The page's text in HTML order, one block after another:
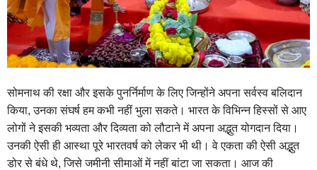
सोमनाथ की रक्षा और इसके पुनर्निर्माण के लिए जिन्होंने अपना सर्वस्व बलिदान
किया, उनका संघर्ष हम कभी नहीं भुला सकते। भारत के विभिन्न हिस्सों से आए
लोगों ने इसकी भव्यता और दिव्यता को लौटाने में अपना अद्भुत योगदान दिया।
उनकी ऐसी ही आस्था पूरे भारतवर्ष को लेकर भी थी। वे एकता की ऐसी अद्भुत
डोर से बंधे थे, जिसे जमीनी सीमाओं में नहीं बांटा जा सकता। आज की